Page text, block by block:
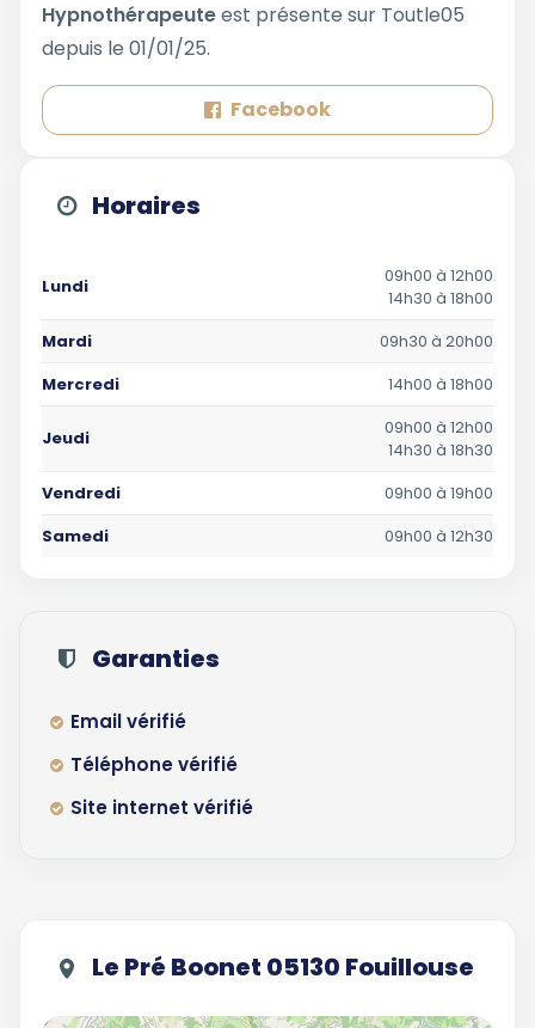
Hypnothérapeuteest présente sur Toutle05
depuis le 01/01/25.
Facebook
Horaires
Lundi
09h00 à 12h00
14h30 à 18h00
Mardi
09h30 à 20h00
Mercredi
14h00 à 18h00
Jeudi
09h00 à 12h00
14h30 à 18h30
Vendredi
09h00 à 19h00
Samedi
09h00 à 12h30
Garanties
Email vérifié
Téléphone vérifié
Site internet vérifié
Le Pré Boonet 05130 Fouillouse